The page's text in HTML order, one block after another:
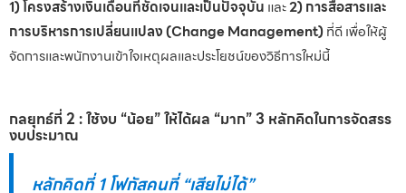
1) โครงสร้างเงินเดือนที่ชัดเจนและเป็นปัจจุบัน และ2) การสื่อสารและ
การบริหารการเปลี่ยนแปลง (Change Management)ที่ดี เพื่อให้ผู้
จัดการและพนักงานเข้าใจเหตุผลและประโยชน์ของวิธีการใหม่นี้
กลยุทธ์ที่ 2 : ใช้งบ “น้อย” ให้ได้ผล “มาก” 3 หลักคิดในการจัดสรร
งบประมาณ
หลักคิดที่ 1 โฟกัสคนที่ “เสียไม่ได้”